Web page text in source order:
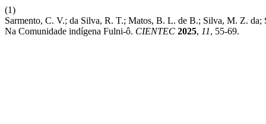
(1)
Sarmento, C. V.; da Silva, R. T.; Matos, B. L. de B.; Silva, M. Z. da;
Na Comunidade indígena Fulni-ô. CIENTEC 2025, 11, 55-69.